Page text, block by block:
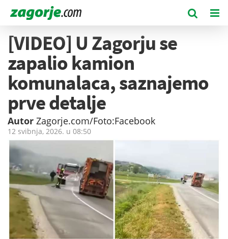
[VIDEO] U Zagorju se
zapalio kamion
komunalaca, saznajemo
prve detalje
Autor Zagorje.com/Foto:Facebook
12 svibnja, 2026. u 08:50